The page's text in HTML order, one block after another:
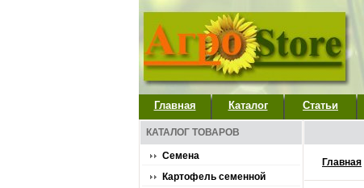
Главная Каталог Статьи
КАТАЛОГ ТОВАРОВ
Семена
Картофель семенной
Главная